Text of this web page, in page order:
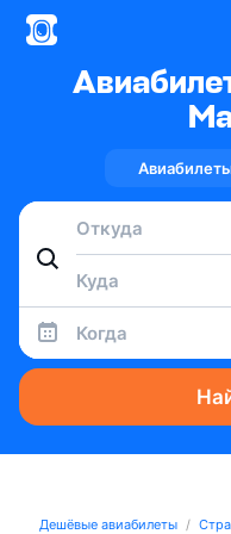
Когда
Дешёвые авиабилеты